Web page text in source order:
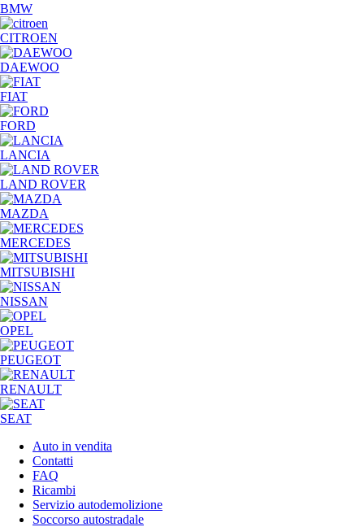
BMW
CITROEN
DAEWOO
FIAT
FORD
LANCIA
LAND ROVER
MAZDA
MERCEDES
MITSUBISHI
NISSAN
OPEL
PEUGEOT
RENAULT
SEAT
Auto in vendita
Contatti
FAQ
Ricambi
Servizio autodemolizione
Soccorso autostradale